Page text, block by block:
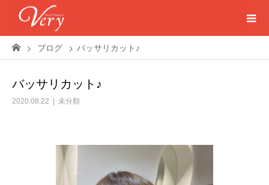
ブログ バッサリカット♪
バッサリカット♪
2020.08.22 未分類